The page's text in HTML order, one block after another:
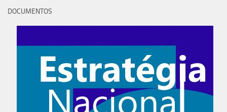
DOCUMENTOS